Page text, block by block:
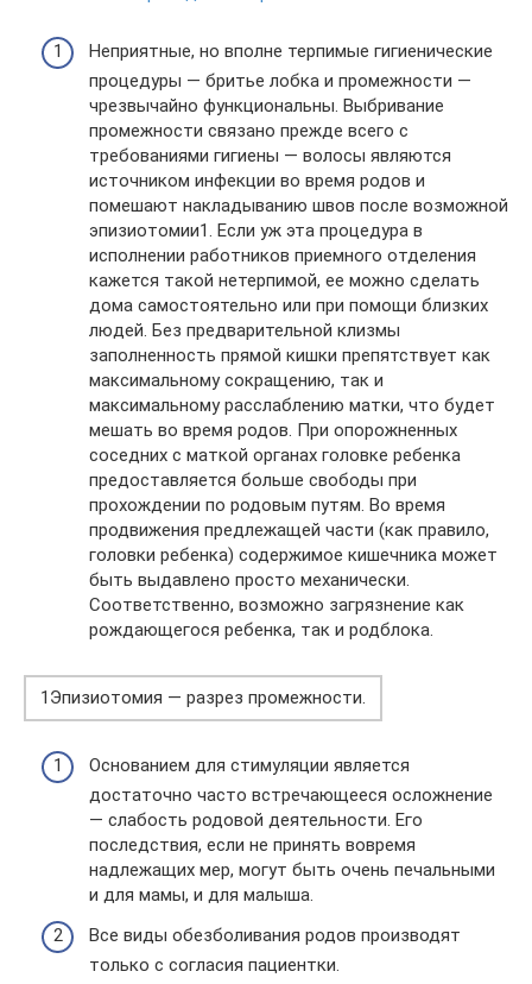
Неприятные, но вполне терпимые гигиенические
процедуры — бритье лобка и промежности —
чрезвычайно функциональны. Выбривание
промежности связано прежде всего с
требованиями гигиены — волосы являются
источником инфекции во время родов и
помешают накладыванию швов после возможной
эпизиотомии1. Если уж эта процедура в
исполнении работников приемного отделения
кажется такой нетерпимой, ее можно сделать
дома самостоятельно или при помощи близких
людей. Без предварительной клизмы
заполненность прямой кишки препятствует как
максимальному сокращению, так и
максимальному расслаблению матки, что будет
мешать во время родов. При опорожненных
соседних с маткой органах головке ребенка
предоставляется больше свободы при
прохождении по родовым путям. Во время
продвижения предлежащей части (как правило,
головки ребенка) содержимое кишечника может
быть выдавлено просто механически.
Соответственно, возможно загрязнение как
рождающегося ребенка, так и родблока.
1Эпизиотомия — разрез промежности.
Основанием для стимуляции является
достаточно часто встречающееся осложнение
— слабость родовой деятельности. Его
последствия, если не принять вовремя
надлежащих мер, могут быть очень печальными
и для мамы, и для малыша.
Все виды обезболивания родов производят
только с согласия пациентки.